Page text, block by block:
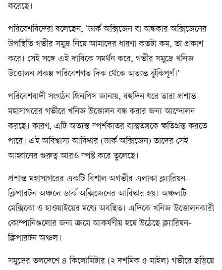
করেছে।
পরিবেশবিদেরা বলেছেন, ‘ডার্ক অক্সিজেন বা অন্ধকার অক্সিজেনের
উপস্থিতি গভীর সমুদ্র নিয়ে আমাদের ধারণা কতটা কম, তা প্রকাশ
করে। সেই সঙ্গে এই দাবিকে সমর্থন করে, গভীর সমুদ্রে খনিজ
উত্তোলন প্রকল্প পরিবেশগত দিক থেকে অত্যন্ত ঝুঁকিপূর্ণ।’
পরিবেশবাদী সংগঠন গ্রিনপিস জানায়, বহুদিন ধরে তারা প্রশান্ত
মহাসাগরের গভীরে খনিজ উত্তোলন বন্ধ করার জন্য আন্দোলন
করছে। কারণ, এটি অত্যন্ত স্পর্শকাতর বাস্তুতন্ত্রকে ক্ষতিগ্রস্ত করতে
পারে। এই অবিশ্বাস্য আবিষ্কার (ডার্ক অক্সিজেন) তাদের সেই
আহ্বানের গুরুত্ব আরও স্পষ্ট করে তুলেছে।
প্রশান্ত মহাসাগরের একটি বিশাল অগভীর এলাকা ক্ল্যারিয়ন-
ক্লিপারটন অঞ্চলে ডার্ক অক্সিজেনের আবিষ্কার হয়। অঞ্চলটি
মেক্সিকো ও হাওয়াইয়ের মধ্যে অবস্থিত। এদিকে খনিজ উত্তোলনকারী
কোম্পানিগুলোর জন্য ক্রমে আকর্ষণীয় হয়ে উঠেছে ক্ল্যারিয়ন-
ক্লিপারটন অঞ্চল।
সমুদ্রের তলদেশে ৪ কিলোমিটার (২ দশমিক ৫ মাইল) গভীরে ছড়িয়ে